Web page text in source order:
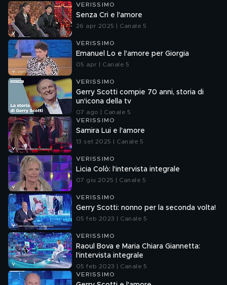
VERISSIMO
Senza Cri e l'amore
26 apr 2025 | Canale 5
VERISSIMO
Emanuel Lo e l'amore per Giorgia
05 apr | Canale 5
VERISSIMO
Gerry Scotti compie 70 anni, storia di
un'icona della tv
07 ago | Canale 5
VERISSIMO
Samira Lui e l'amore
13 set 2025 | Canale 5
VERISSIMO
Licia Colò: l'intervista integrale
07 giu 2025 | Canale 5
VERISSIMO
Gerry Scotti: nonno per la seconda volta!
05 feb 2023 | Canale 5
VERISSIMO
Raoul Bova e Maria Chiara Giannetta:
l'intervista integrale
05 feb 2023 | Canale 5
VERISSIMO